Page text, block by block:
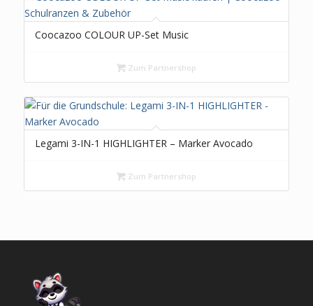
Coocazoo COLOUR UP-Set Music
Zum Partnershop
Legami 3-IN-1 HIGHLIGHTER – Marker Avocado
Zum Partnershop